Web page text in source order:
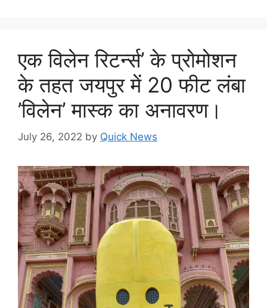
एक विलेन रिटर्न्स’ के प्रोमोशन
के तहत जयपुर में 20 फीट लंबा
’विलेन’ मास्क का अनावरण।
July 26, 2022 by Quick News